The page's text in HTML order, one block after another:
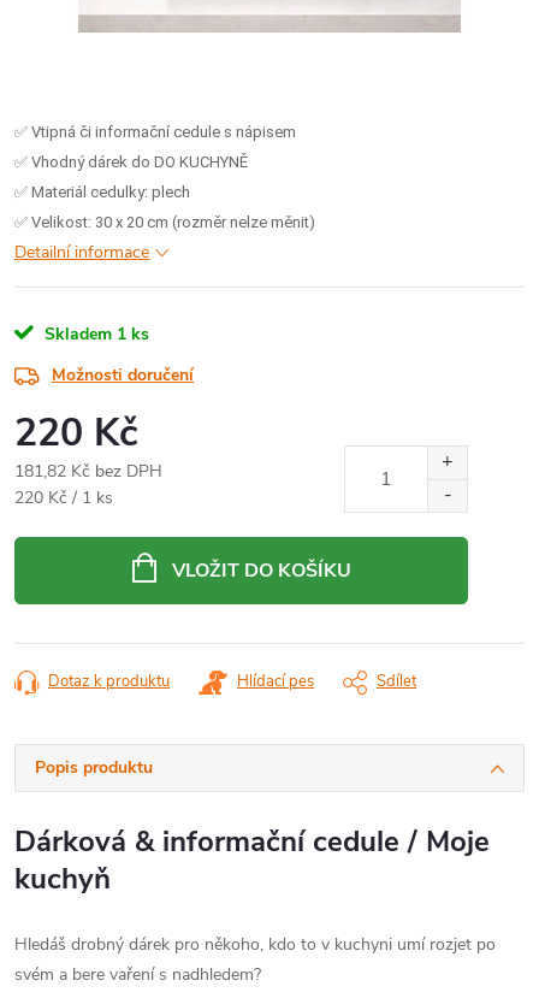
✅ Vtipná či informační cedule s nápisem
✅ Vhodný dárek do DO KUCHYNĚ
✅ Materiál cedulky: plech
✅ Velikost: 30 x 20 cm (rozměr nelze měnit)
Detailní informace
Skladem 1 ks
Možnosti doručení
220 Kč
181,82 Kč bez DPH
Měrná
220 Kč / 1 ks
VLOŽIT DO KOŠÍKU
Dotaz k produktu Hlídací pes Sdílet
Popis produktu
Dárková & informační cedule / Moje
kuchyň
Hledáš drobný dárek pro někoho, kdo to v kuchyni umí rozjet po
svém a bere vaření s nadhledem?